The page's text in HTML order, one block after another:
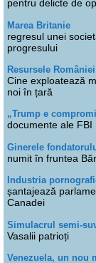
pentru delicte de
Marea Britanie
regresul unei
progresului
Resursele României
Cine exploatează
noi în țară
„Trump e
documente ale FBI
Ginerele
numit în fruntea
Industria
șantajează
Canadei
Simulacrul semi-
Vasalii patrioți
Venezuela, un nou